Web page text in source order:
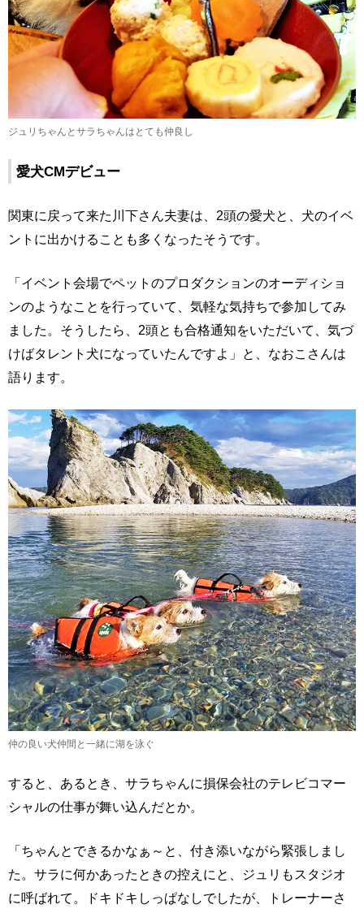
ジュリちゃんとサラちゃんはとても仲良し
愛犬CMデビュー
関東に戻って来た川下さん夫妻は、2頭の愛犬と、犬のイベ
ントに出かけることも多くなったそうです。
「イベント会場でペットのプロダクションのオーディショ
ンのようなことを行っていて、気軽な気持ちで参加してみ
ました。そうしたら、2頭とも合格通知をいただいて、気づ
けばタレント犬になっていたんですよ」と、なおこさんは
語ります。
仲の良い犬仲間と一緒に湖を泳ぐ
すると、あるとき、サラちゃんに損保会社のテレビコマー
シャルの仕事が舞い込んだとか。
「ちゃんとできるかなぁ～と、付き添いながら緊張しまし
た。サラに何かあったときの控えにと、ジュリもスタジオ
に呼ばれて。ドキドキしっぱなしでしたが、トレーナーさ